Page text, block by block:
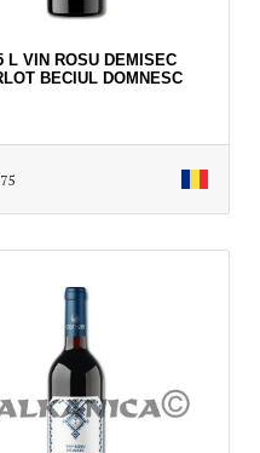
L VIN ROSU DEMISEC
BECIUL DOMNESC